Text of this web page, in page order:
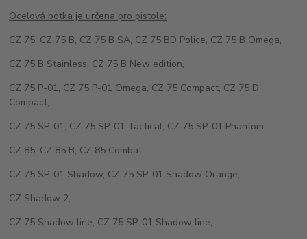
Ocelová botka je určena pro pistole:
CZ 75, CZ 75 B, CZ 75 B SA, CZ 75 BD Police, CZ 75 B Omega,
CZ 75 B Stainless, CZ 75 B New edition,
CZ 75 P-01, CZ 75 P-01 Omega, CZ 75 Compact, CZ 75 D
Compact,
CZ 75 SP-01, CZ 75 SP-01 Tactical, CZ 75 SP-01 Phantom,
CZ 85, CZ 85 B, CZ 85 Combat,
CZ 75 SP-01 Shadow, CZ 75 SP-01 Shadow Orange,
CZ Shadow 2,
CZ 75 Shadow line, CZ 75 SP-01 Shadow line,